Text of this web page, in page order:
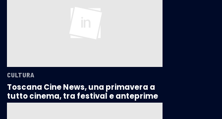
CULTURA
Toscana Cine News, una primavera a
tutto cinema, tra festival e anteprime